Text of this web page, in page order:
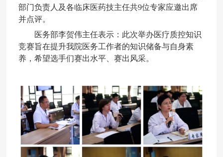
部门负责人及各临床医药技主任共9位专家应邀出席
并点评。
医务部李贺伟主任表示：此次举办医疗质控知识
竞赛旨在提升我院医务工作者的知识储备与自身素
养，希望选手们赛出水平、赛出风采。